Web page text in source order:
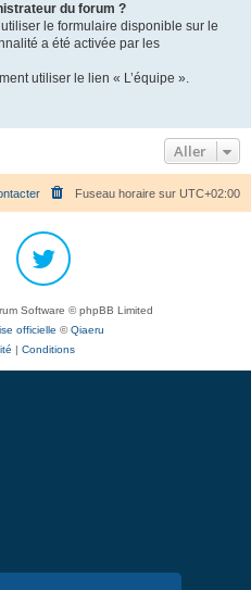
du forum ?
le formulaire disponible sur le
a été activée par les
utiliser le lien « L’équipe ».
Aller
Fuseau horaire sur UTC+02:00
Software © phpBB Limited
officielle ©Qiaeru
Conditions